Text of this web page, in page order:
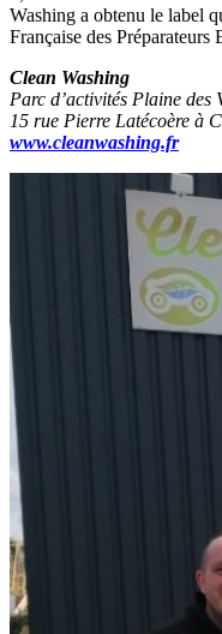
Washing a obtenu le label
Française des
Clean Washing
Parc d’activités Plaine des
15 rue Pierre Latécoère à
www.cleanwashing.fr